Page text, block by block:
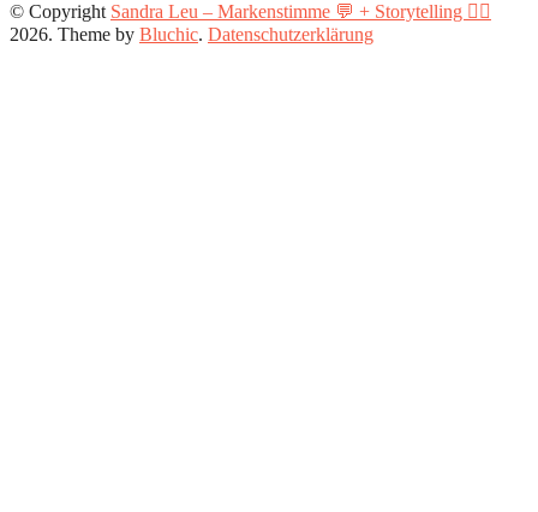
© Copyright Sandra Leu – Markenstimme 💬 + Storytelling ✍🏻
2026. Theme by Bluchic. Datenschutzerklärung